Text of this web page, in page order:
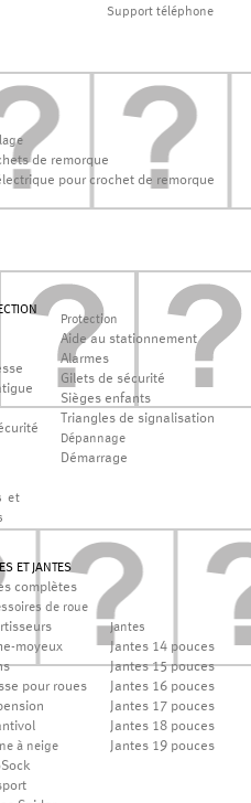
Support téléphone
de remorque
pour crochet de remorque
Protection
Aide au stationnement
Alarmes
Gilets de sécurité
Sièges enfants
Triangles de signalisation
Dépannage
Démarrage
et
ET JANTES
complètes
de roue
moyeux
pour roues
à neige
Jantes
Jantes 14 pouces
Jantes 15 pouces
Jantes 16 pouces
Jantes 17 pouces
Jantes 18 pouces
Jantes 19 pouces